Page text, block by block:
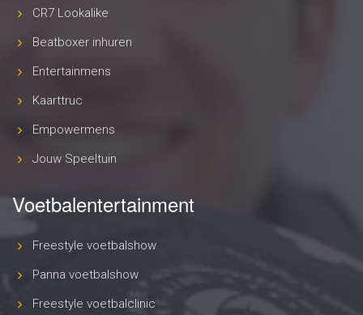
CR7 Lookalike
Beatboxer inhuren
Entertainmens
Kaarttruc
Empowermens
Jouw Speeltuin
Voetbalentertainment
Freestyle voetbalshow
Panna voetbalshow
Freestyle voetbalclinic